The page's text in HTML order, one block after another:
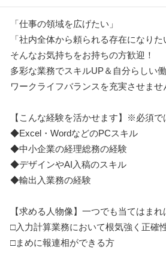
「仕事の領域を広げたい」
「社内全体から頼られる存在になりた
そんなお気持ちをお持ちの方歓迎！
多彩な業務でスキルUP＆自分らしい
ワークライフバランスを充実させませ
【こんな経験を活かせます】※必須で
◆Excel・WordなどのPCスキル
◆中小企業の経理総務の経験
◆デザインやAI入稿のスキル
◆輸出入業務の経験
【求める人物像】一つでも当てはま
□入力計算業務において根気強く正確
□まめに報連相ができる方